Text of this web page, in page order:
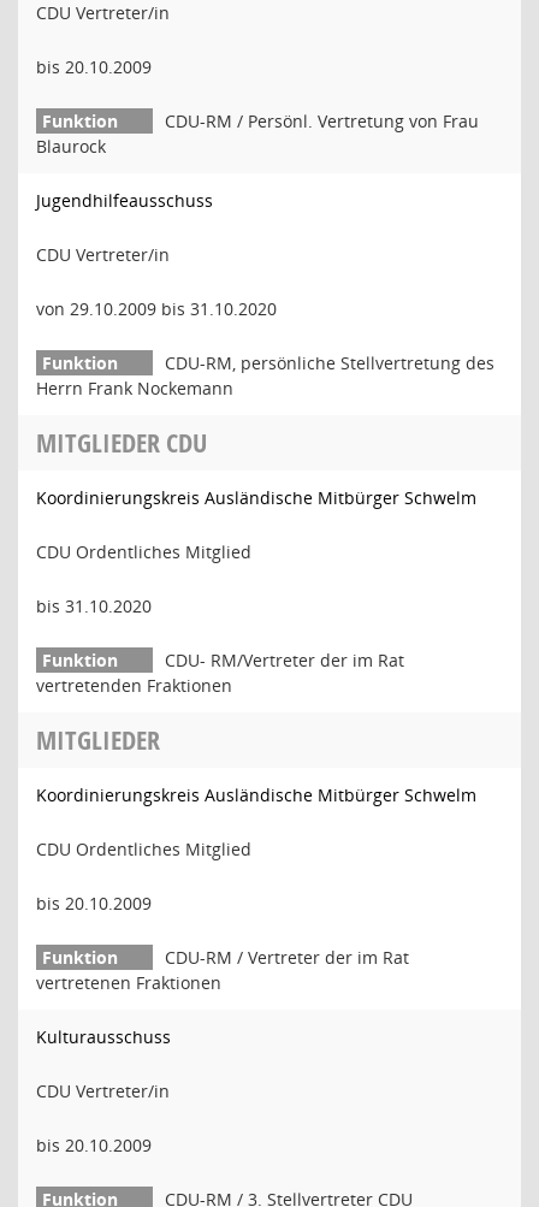
CDU Vertreter/in
bis 20.10.2009
CDU-RM / Persönl. Vertretung von Frau
Blaurock
Jugendhilfeausschuss
CDU Vertreter/in
von 29.10.2009 bis 31.10.2020
CDU-RM, persönliche Stellvertretung des
Herrn Frank Nockemann
MITGLIEDER CDU
Koordinierungskreis Ausländische Mitbürger Schwelm
CDU Ordentliches Mitglied
bis 31.10.2020
CDU- RM/Vertreter der im Rat
vertretenden Fraktionen
MITGLIEDER
Koordinierungskreis Ausländische Mitbürger Schwelm
CDU Ordentliches Mitglied
bis 20.10.2009
CDU-RM / Vertreter der im Rat
vertretenen Fraktionen
Kulturausschuss
CDU Vertreter/in
bis 20.10.2009
CDU-RM / 3. Stellvertreter CDU